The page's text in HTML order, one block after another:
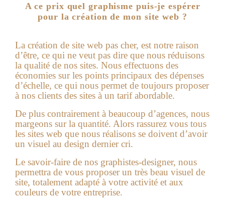
A ce prix quel graphisme puis-je espérer
pour la création de mon site web ?
La création de site web pas cher, est notre raison
d’être, ce qui ne veut pas dire que nous réduisons
la qualité de nos sites. Nous effectuons des
économies sur les points principaux des dépenses
d’échelle, ce qui nous permet de toujours proposer
à nos clients des sites à un tarif abordable.
De plus contrairement à beaucoup d’agences, nous
margeons sur la quantité. Alors rassurez vous tous
les sites web que nous réalisons se doivent d’avoir
un visuel au design dernier cri.
Le savoir-faire de nos graphistes-designer, nous
permettra de vous proposer un très beau visuel de
site, totalement adapté à votre activité et aux
couleurs de votre entreprise.